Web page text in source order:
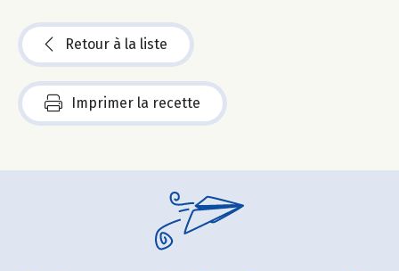
Retour à la liste
Imprimer la recette